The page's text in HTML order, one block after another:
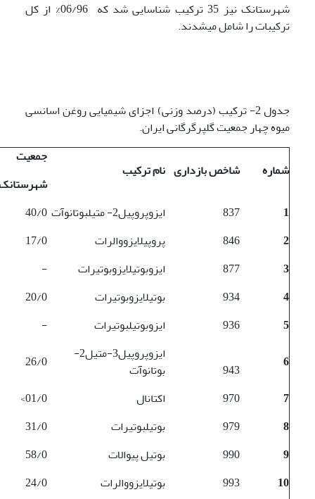
شهرستانک نیز 35 ترکیب شناسایی شد که 06/96% از کل
ترکیبات را شامل می­شدند.
جدول 2- ترکیب (درصد وزنی) اجزای شیمیایی روغن اسانسی
میوه چهار جمعیت گلپر­گرگانی ایران.
شماره شاخص بازداری نام ترکیب
جمعیت
1
837 ایزوپروپیل­2- متیل­بوتانوآت
40/0
2
846 پروپیل­ایزووالرات
17/0
3
877 ایزوبوتیل­ایزوبوتیرات
-
4
934 بوتیل­ایزوبوتیرات
20/0
5
936 ایزوبوتیل­بوتیرات
-
6
943
ایزوپروپیل3-متیل­2-
بوتانوآت
26/0
7
970 اکتانال
01/0>
8
979 بوتیل­بوتیرات
31/0
9
990 بوتیل­ پیوالات
58/0
10
993 بوتیل­ایزووالرات
24/0